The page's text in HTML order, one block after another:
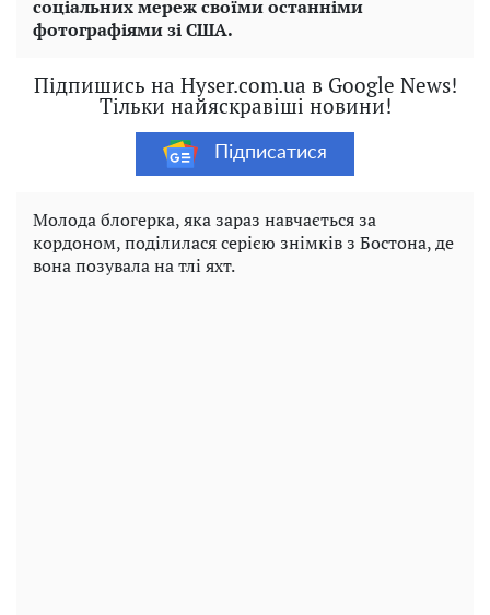
соціальних мереж своїми останніми
фотографіями зі США.
Підпишись на Hyser.com.ua в Google News!
Тільки найяскравіші новини!
Підписатися
Молода блогерка, яка зараз навчається за
кордоном, поділилася серією знімків з Бостона, де
вона позувала на тлі яхт.